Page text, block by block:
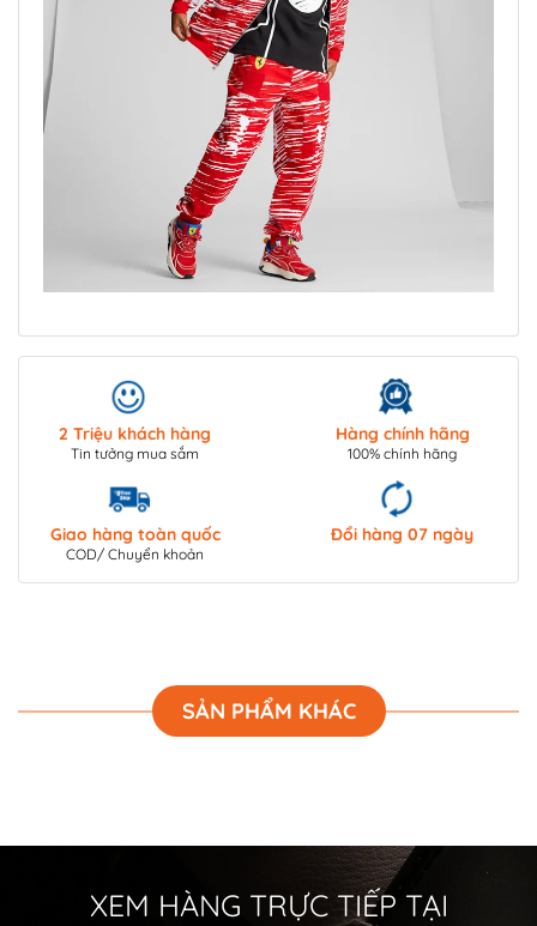
2 Triệu khách hàng
Tin tưởng mua sắm
Hàng chính hãng
100% chính hãng
Giao hàng toàn quốc
COD/ Chuyển khoản
Đổi hàng 07 ngày
SẢN PHẨM KHÁC
XEM HÀNG TRỰC TIẾP TẠI